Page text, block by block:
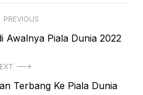
PREVIOUS
Awalnya Piala Dunia 2022
Terbang Ke Piala Dunia